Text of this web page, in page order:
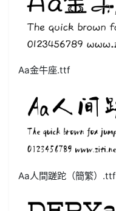
Aa金牛座.ttf
Aa人間蹉跎（簡繁）.ttf